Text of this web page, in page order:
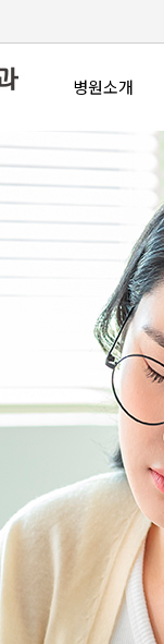
병원소개